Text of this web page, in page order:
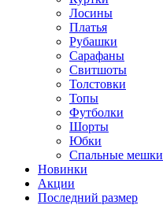
Лосины
Платья
Рубашки
Сарафаны
Свитшоты
Толстовки
Топы
Футболки
Шорты
Юбки
Спальные мешки
Новинки
Акции
Последний размер